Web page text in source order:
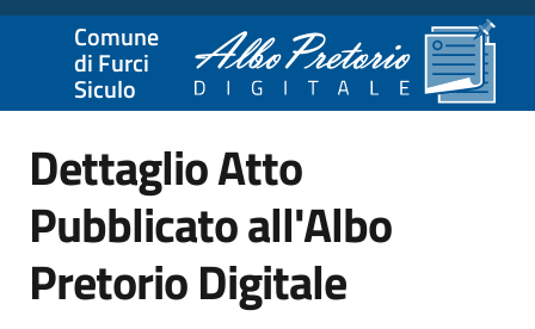
Comune
di Furci
Siculo
Dettaglio Atto
Pubblicato all'Albo
Pretorio Digitale